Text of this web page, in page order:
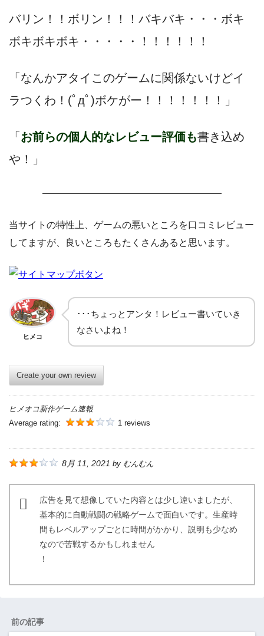
バリン！！ボリン！！！バキバキ・・・ボキ
ボキボキボキ・・・・・！！！！！！
「なんかアタイこのゲームに関係ないけどイ
ラつくわ！(ﾟдﾟ)ボケがー！！！！！！！」
「 お前らの個人的なレビュー評価も書き込め
や！」
———————————————————
当サイトの特性上、ゲームの悪いところを口コミレビュー
してますが、良いところもたくさんあると思います。
ヒメコ
･･･ちょっとアンタ！レビュー書いていき
なさいよね！
Create your own review
ヒメオコ新作ゲーム速報
Average rating:
1 reviews
8月 11, 2021 by むんむん
広告を見て想像していた内容とは少し違いましたが、
基本的に自動戦闘の戦略ゲームで面白いです。生産時
間もレベルアップごとに時間がかかり、説明も少なめ
なので苦戦するかもしれません
！
前の記事